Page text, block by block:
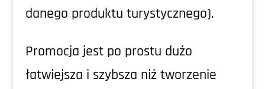
danego produktu turystycznego).
Promocja jest po prostu dużo
łatwiejsza i szybsza niż tworzenie